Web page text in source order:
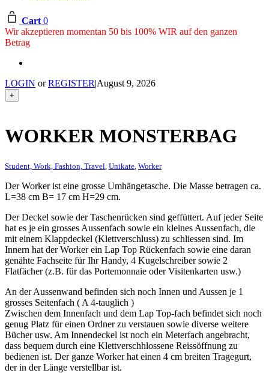
Cart 0
Wir akzeptieren momentan 50 bis 100% WIR auf den ganzen
Betrag
LOGIN orREGISTER|August 9, 2026
+
WORKER MONSTERBAG
Student, Work, Fashion, Travel Unikate Worker
Der Worker ist eine grosse Umhängetasche. Die Masse betragen ca.
L=38 cm B= 17 cm H=29 cm.
Der Deckel sowie der Taschenrücken sind geffüttert. Auf jeder Seite
hat es je ein grosses Aussenfach sowie ein kleines Aussenfach, die
mit einem Klappdeckel (Klettverschluss) zu schliessen sind. Im
Innern hat der Worker ein Lap Top Rückenfach sowie eine daran
genähte Fachseite für Ihr Handy, 4 Kugelschreiber sowie 2
Flatfächer (z.B. für das Portemonnaie oder Visitenkarten usw.)
An der Aussenwand befinden sich noch Innen und Aussen je 1
grosses Seitenfach ( A 4-tauglich )
Zwischen dem Innenfach und dem Lap Top-fach befindet sich noch
genug Platz für einen Ordner zu verstauen sowie diverse weitere
Bücher usw. Am Innendeckel ist noch ein Meterfach angebracht,
dass bequem durch eine Klettverschhlossene Reissöffnung zu
bedienen ist. Der ganze Worker hat einen 4 cm breiten Tragegurt,
der in der Länge verstellbar ist.